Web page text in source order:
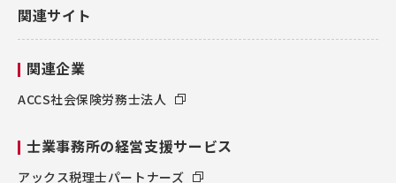
関連サイト
関連企業
ACCS社会保険労務士法人
士業事務所の経営支援サービス
アックス税理士パートナーズ